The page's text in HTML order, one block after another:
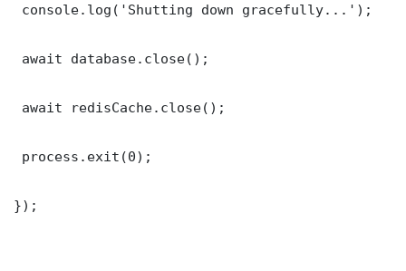
console.log('Shutting down gracefully...');
await database.close();
await redisCache.close();
process.exit(0);
});